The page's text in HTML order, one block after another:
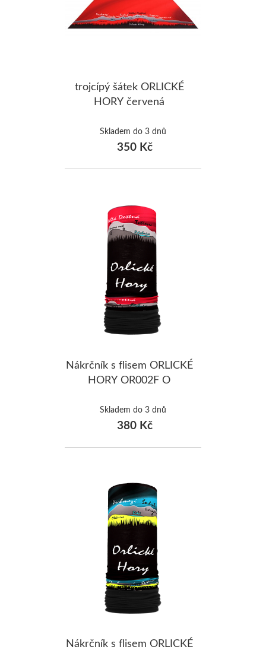
trojcípý šátek ORLICKÉ
HORY červená
Skladem do 3 dnů
350 Kč
Nákrčník s flisem ORLICKÉ
HORY OR002F O
Skladem do 3 dnů
380 Kč
Nákrčník s flisem ORLICKÉ